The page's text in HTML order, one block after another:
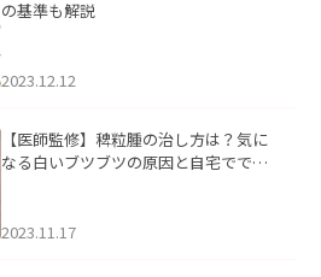
の基準も解説
2023.12.12
【医師監修】稗粒腫の治し方は？気に
なる白いブツブツの原因と自宅ででき
2023.11.17